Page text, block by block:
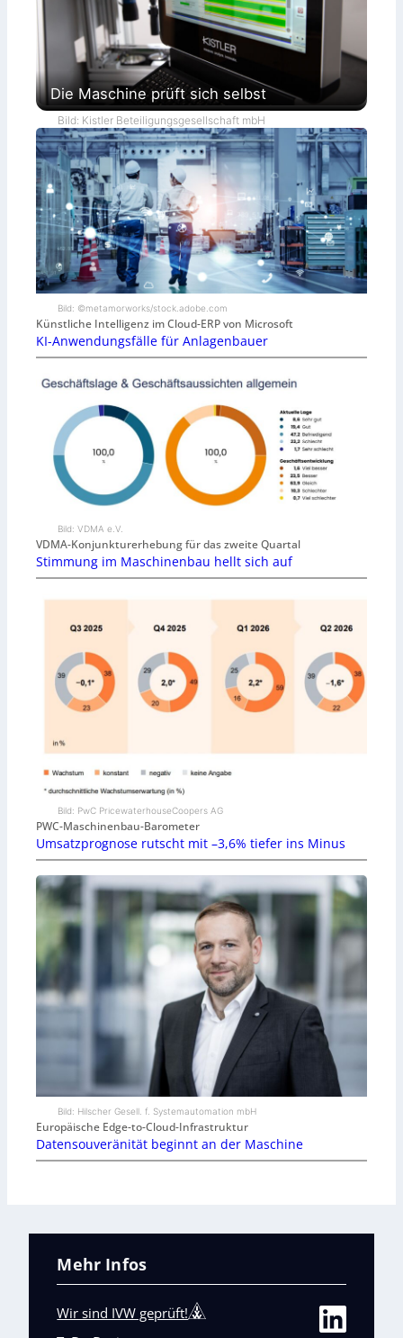
Die Maschine prüft sich selbst
Bild: Kistler Beteiligungsgesellschaft mbH
Bild: ©metamorworks/stock.adobe.com
Künstliche Intelligenz im Cloud-ERP von Microsoft
KI-Anwendungsfälle für Anlagenbauer
Bild: VDMA e.V.
VDMA-Konjunkturerhebung für das zweite Quartal
Stimmung im Maschinenbau hellt sich auf
Bild: PwC PricewaterhouseCoopers AG
PWC-Maschinenbau-Barometer
Umsatzprognose rutscht mit –3,6% tiefer ins Minus
Bild: Hilscher Gesell. f. Systemautomation mbH
Europäische Edge-to-Cloud-Infrastruktur
Datensouveränität beginnt an der Maschine
Mehr Infos
Wir sind IVW geprüft!